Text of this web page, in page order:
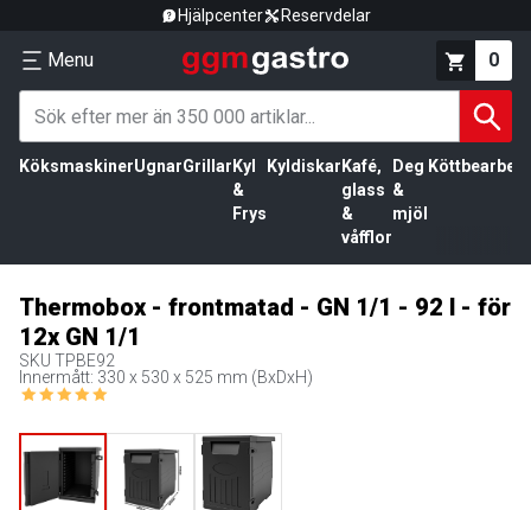
Hjälpcenter Reservdelar
Menu 0
KöksmaskinerUgnarGrillar Kyl
&
Frys
Kyldiskar Kafé,
glass
&
våfflor
Deg
&
mjöl
Thermobox - frontmatad - GN 1/1 - 92 l - för
12x GN 1/1
SKU TPBE92
Innermått: 330 x 530 x 525 mm (BxDxH)